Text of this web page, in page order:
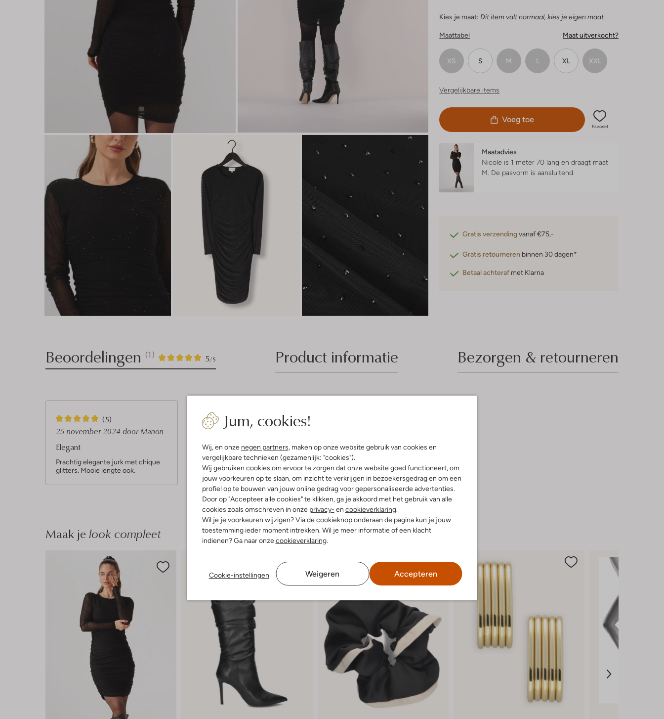
Jum, cookies!
Wij, en onze negen partners, maken op onze website gebruik van cookies en
vergelijkbare technieken (gezamenlijk: "cookies").
Wij gebruiken cookies om ervoor te zorgen dat onze website goed functioneert, om
jouw voorkeuren op te slaan, om inzicht te verkrijgen in bezoekersgedrag en om een
profiel op te bouwen van jouw online gedrag voor gepersonaliseerde advertenties.
Door op "Accepteer alle cookies" te klikken, ga je akkoord met het gebruik van alle
cookies zoals omschreven in onze privacy- en cookieverklaring.
Wil je je voorkeuren wijzigen? Via de cookieknop onderaan de pagina kun je jouw
toestemming ieder moment intrekken. Wil je meer informatie of een klacht
indienen? Ga naar onzecookieverklaring.
Cookie-instellingen Weigeren Accepteren
Kies je maat: Dit item valt normaal, kies je eigen maat
Maattabel Maat uitverkocht?
XS S M L XL XXL
Vergelijkbare items
Voeg toe
Favoriet
Maatadvies
Nicole is 1 meter 70 lang en draagt maat
M. De pasvorm isaansluitend
Gratis verzendingvanaf €75,-
Gratis retourneren binnen 30 dagen*
Betaal achteraf met Klarna
Product informatie
Beoordelingen (1) 5/5
1
5
Bezorgen & retourneren
5
S
t
e
r
r
(5)
25 november 2024 door Manon
Elegant
Prachtig elegante jurk met chique
glitters. Mooie lengte ook.
Maak je look compleet